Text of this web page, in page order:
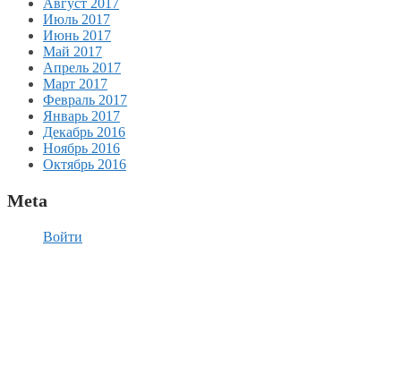
Август 2017
Июль 2017
Июнь 2017
Май 2017
Апрель 2017
Март 2017
Февраль 2017
Январь 2017
Декабрь 2016
Ноябрь 2016
Октябрь 2016
Meta
Войти